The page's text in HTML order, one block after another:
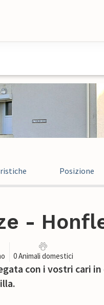
Posizione
-
0 Animali domestici
con i vostri cari